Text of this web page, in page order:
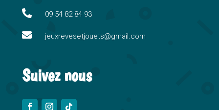
i
e
 09 54 82 84 93
 jeuxrevesetjouets@gmail.com
Suivez nous